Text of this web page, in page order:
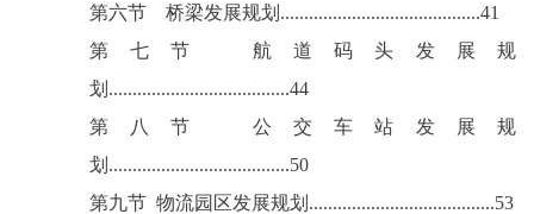
第六节
桥梁发展规划 ..........................................41
第七节
航道码头发展规
划 ......................................44
第八节
公交车站发展规
划 ......................................50
第九节 物流园区发展规划 .......................................53